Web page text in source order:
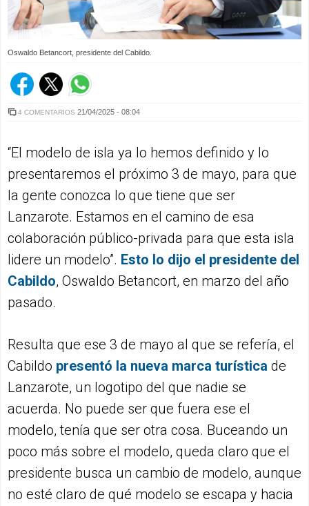
Oswaldo Betancort, presidente del Cabildo.
4 COMENTARIOS 21/04/2025 - 08:04
“El modelo de isla ya lo hemos definido y lo
presentaremos el próximo 3 de mayo, para que
la gente conozca lo que tiene que ser
Lanzarote. Estamos en el camino de esa
colaboración público-privada para que esta isla
lidere un modelo”. Esto lo dijo el presidente del
Cabildo, Oswaldo Betancort, en marzo del año
pasado.
Resulta que ese 3 de mayo al que se refería, el
Cabildo presentó la nueva marca turística de
Lanzarote, un logotipo del que nadie se
acuerda. No puede ser que fuera ese el
modelo, tenía que ser otra cosa. Buceando un
poco más sobre el modelo, queda claro que el
presidente busca un cambio de modelo, aunque
no esté claro de qué modelo se escapa y hacia